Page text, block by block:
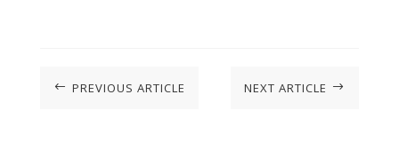
# PREVIOUS ARTICLE NEXT ARTICLE $